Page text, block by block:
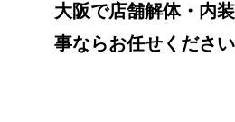
大阪で店舗解体・内
事ならお任せくださ